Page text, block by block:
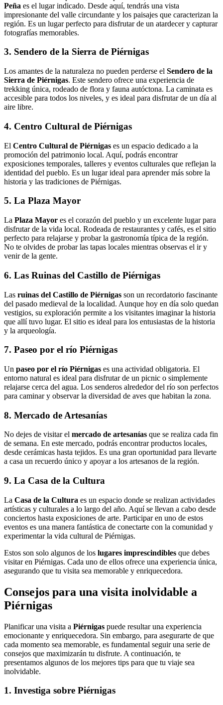
Peña es el lugar indicado. Desde aquí, tendrás una vista
impresionante del valle circundante y los paisajes que caracterizan la
región. Es un lugar perfecto para disfrutar de un atardecer y capturar
fotografías memorables.
3. Sendero de la Sierra de Piérnigas
Los amantes de la naturaleza no pueden perderse el Sendero de la
Sierra de Piérnigas. Este sendero ofrece una experiencia de
trekking única, rodeado de flora y fauna autóctona. La caminata es
accesible para todos los niveles, y es ideal para disfrutar de un día al
aire libre.
4. Centro Cultural de Piérnigas
El Centro Cultural de Piérnigas es un espacio dedicado a la
promoción del patrimonio local. Aquí, podrás encontrar
exposiciones temporales, talleres y eventos culturales que reflejan la
identidad del pueblo. Es un lugar ideal para aprender más sobre la
historia y las tradiciones de Piérnigas.
5. La Plaza Mayor
La Plaza Mayor es el corazón del pueblo y un excelente lugar para
disfrutar de la vida local. Rodeada de restaurantes y cafés, es el sitio
perfecto para relajarse y probar la gastronomía típica de la región.
No te olvides de probar las tapas locales mientras observas el ir y
venir de la gente.
6. Las Ruinas del Castillo de Piérnigas
Las ruinas del Castillo de Piérnigas son un recordatorio fascinante
del pasado medieval de la localidad. Aunque hoy en día solo quedan
vestigios, su exploración permite a los visitantes imaginar la historia
que allí tuvo lugar. El sitio es ideal para los entusiastas de la historia
y la arqueología.
7. Paseo por el río Piérnigas
Un paseo por el río Piérnigas es una actividad obligatoria. El
entorno natural es ideal para disfrutar de un picnic o simplemente
relajarse cerca del agua. Los senderos alrededor del río son perfectos
para caminar y observar la diversidad de aves que habitan la zona.
8. Mercado de Artesanías
No dejes de visitar el mercado de artesanías que se realiza cada fin
de semana. En este mercado, podrás encontrar productos locales,
desde cerámicas hasta tejidos. Es una gran oportunidad para llevarte
a casa un recuerdo único y apoyar a los artesanos de la región.
9. La Casa de la Cultura
La Casa de la Cultura es un espacio donde se realizan actividades
artísticas y culturales a lo largo del año. Aquí se llevan a cabo desde
conciertos hasta exposiciones de arte. Participar en uno de estos
eventos es una manera fantástica de conectarte con la comunidad y
experimentar la vida cultural de Piérnigas.
Estos son solo algunos de los lugares imprescindibles que debes
visitar en Piérnigas. Cada uno de ellos ofrece una experiencia única,
asegurando que tu visita sea memorable y enriquecedora.
Consejos para una visita inolvidable a
Piérnigas
Planificar una visita a Piérnigas puede resultar una experiencia
emocionante y enriquecedora. Sin embargo, para asegurarte de que
cada momento sea memorable, es fundamental seguir una serie de
consejos que maximizarán tu disfrute. A continuación, te
presentamos algunos de los mejores tips para que tu viaje sea
inolvidable.
1. Investiga sobre Piérnigas